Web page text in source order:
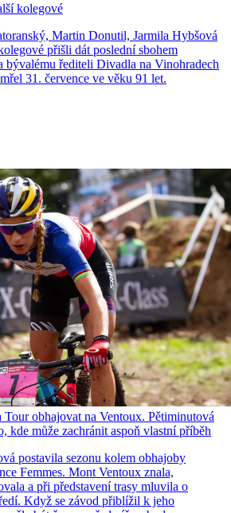
kolegové
Martin Donutil, Jarmila Hybšová
přišli dát poslední sbohem
bývalému řediteli Divadla na Vinohradech
31. července ve věku 91 let.
Tour obhajovat na Ventoux. Pětiminutová
kde může zachránit aspoň vlastní příběh
postavila sezonu kolem obhajoby
Femmes. Mont Ventoux znala,
a při představení trasy mluvila o
Když se závod přiblížil k jeho